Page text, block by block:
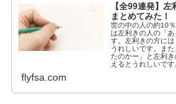
【全99連発】
まとめてみた！
世の中の人の約10
は左利きの人の「
す。左利きの方に
うれしいです。ま
たのかー」と左利
えるとうれしいです
flyfsa.com